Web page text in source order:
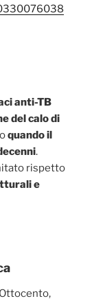
anti-TB
del calo di
quando il
.
rispetto
e